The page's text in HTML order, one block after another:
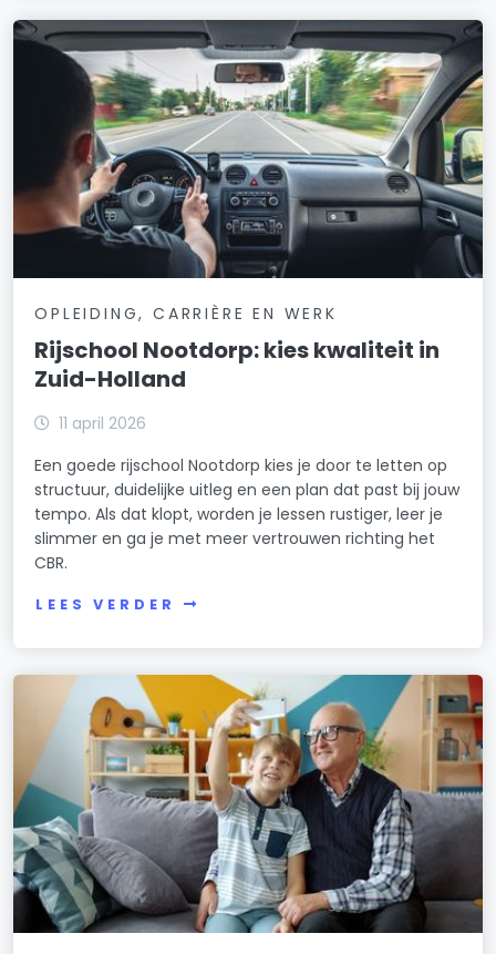
OPLEIDING, CARRIÈRE EN WERK
Rijschool Nootdorp: kies kwaliteit in
Zuid-Holland
11 april 2026
Een goede rijschool Nootdorp kies je door te letten op
structuur, duidelijke uitleg en een plan dat past bij jouw
tempo. Als dat klopt, worden je lessen rustiger, leer je
slimmer en ga je met meer vertrouwen richting het
CBR.
LEES VERDER